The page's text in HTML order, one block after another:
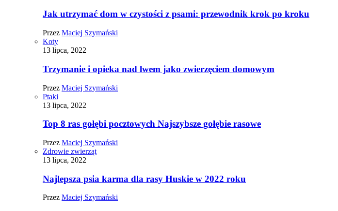
Jak utrzymać dom w czystości z psami: przewodnik krok po kroku
Przez Maciej Szymański
Koty
13 lipca, 2022
Trzymanie i opieka nad lwem jako zwierzęciem domowym
Przez Maciej Szymański
Ptaki
13 lipca, 2022
Top 8 ras gołębi pocztowych Najszybsze gołębie rasowe
Przez Maciej Szymański
Zdrowie zwierząt
13 lipca, 2022
Najlepsza psia karma dla rasy Huskie w 2022 roku
Przez Maciej Szymański